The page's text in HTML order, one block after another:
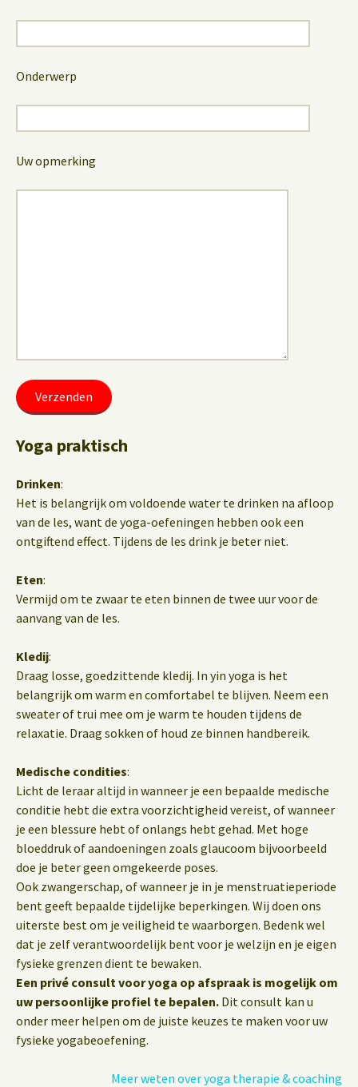
Onderwerp
Uw opmerking
Yoga praktisch
Drinken:
Het is belangrijk om voldoende water te drinken na afloop
van de les, want de yoga-oefeningen hebben ook een
ontgiftend effect. Tijdens de les drink je beter niet.
Eten:
Vermijd om te zwaar te eten binnen de twee uur voor de
aanvang van de les.
Kledij:
Draag losse, goedzittende kledij. In yin yoga is het
belangrijk om warm en comfortabel te blijven. Neem een
sweater of trui mee om je warm te houden tijdens de
relaxatie. Draag sokken of houd ze binnen handbereik.
Medische condities:
Licht de leraar altijd in wanneer je een bepaalde medische
conditie hebt die extra voorzichtigheid vereist, of wanneer
je een blessure hebt of onlangs hebt gehad. Met hoge
bloeddruk of aandoeningen zoals glaucoom bijvoorbeeld
doe je beter geen omgekeerde poses.
Ook zwangerschap, of wanneer je in je menstruatieperiode
bent geeft bepaalde tijdelijke beperkingen. Wij doen ons
uiterste best om je veiligheid te waarborgen. Bedenk wel
dat je zelf verantwoordelijk bent voor je welzijn en je eigen
fysieke grenzen dient te bewaken.
Een privé consult voor yoga op afspraak is mogelijk om
uw persoonlijke profiel te bepalen. Dit consult kan u
onder meer helpen om de juiste keuzes te maken voor uw
fysieke yogabeoefening.
Meer weten over yoga therapie & coaching